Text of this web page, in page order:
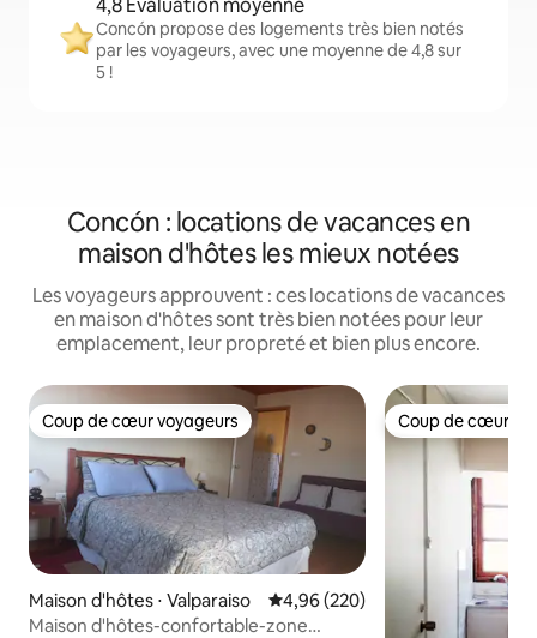
4,8 Évaluation moyenne
Concón propose des logements très bien notés
par les voyageurs, avec une moyenne de 4,8 sur
5 !
Concón : locations de vacances en
maison d'hôtes les mieux notées
Les voyageurs approuvent : ces locations de vacances
en maison d'hôtes sont très bien notées pour leur
emplacement, leur propreté et bien plus encore.
Coup de cœur voyageurs
Coup de cœur voyageurs
Maison d'hôtes ⋅ Valparaiso Évaluation moyenne sur la
4,96 (220)
Maison d'hôtes-confortable-zone
Coup de cœur
Coup de cœur